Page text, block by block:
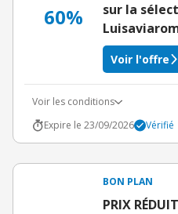
60%
sur la
Voir l'offre
Voir les conditions
Expire le 23/09/2026
Vérifié
BON PLAN
PRIX